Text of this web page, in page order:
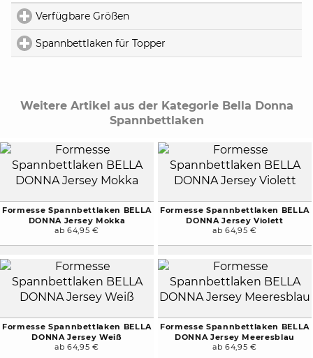
Verfügbare Größen
Spannbettlaken für Topper
Weitere Artikel aus der Kategorie Bella Donna
Spannbettlaken
Formesse Spannbettlaken BELLA
DONNA Jersey Mokka
ab 64,95 €
Formesse Spannbettlaken BELLA
DONNA Jersey Violett
ab 64,95 €
Formesse Spannbettlaken BELLA
DONNA Jersey Weiß
ab 64,95 €
Formesse Spannbettlaken BELLA
DONNA Jersey Meeresblau
ab 64,95 €